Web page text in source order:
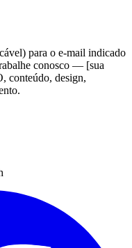
para o e-mail indicado
conosco — [sua
conteúdo, design,